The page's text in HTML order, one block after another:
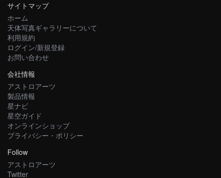
サイトマップ
ホーム
天体写真ギャラリーについて
利用規約
ログイン/新規登録
お問い合わせ
会社情報
アストロアーツ
製品情報
星ナビ
星空ガイド
オンラインショップ
プライバシー・ポリシー
Follow
アストロアーツ
Twitter